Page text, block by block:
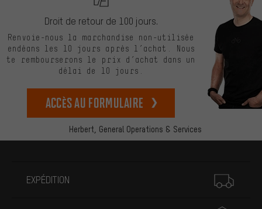
Herbert, General Operations & Services
Droit de retour de 100 jours.
Renvoie-nous la marchandise non-utilisée
endéans les 10 jours après l’achat. Nous
te rembourserons le prix d’achat dans un
délai de 10 jours.
Accès au formulaire
EXPÉDITION